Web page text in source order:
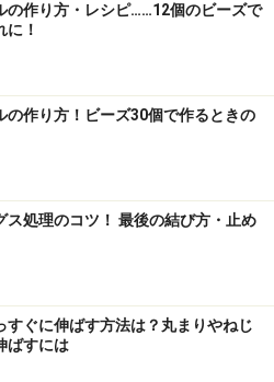
の作り方・レシピ……12個のビーズで
に！
の作り方！ビーズ30個で作るときの
ス処理のコツ！ 最後の結び方・止め
すぐに伸ばす方法は？丸まりやねじ
ばすには